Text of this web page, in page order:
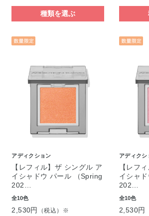
種類を選ぶ
アディクション
【レフィル】ザ シングル ア
イシャドウ パール （Spring
202…
全10色
2,530円 （税込）※
アディクシ
【レフ
イシャ
202…
全10色
2,530円